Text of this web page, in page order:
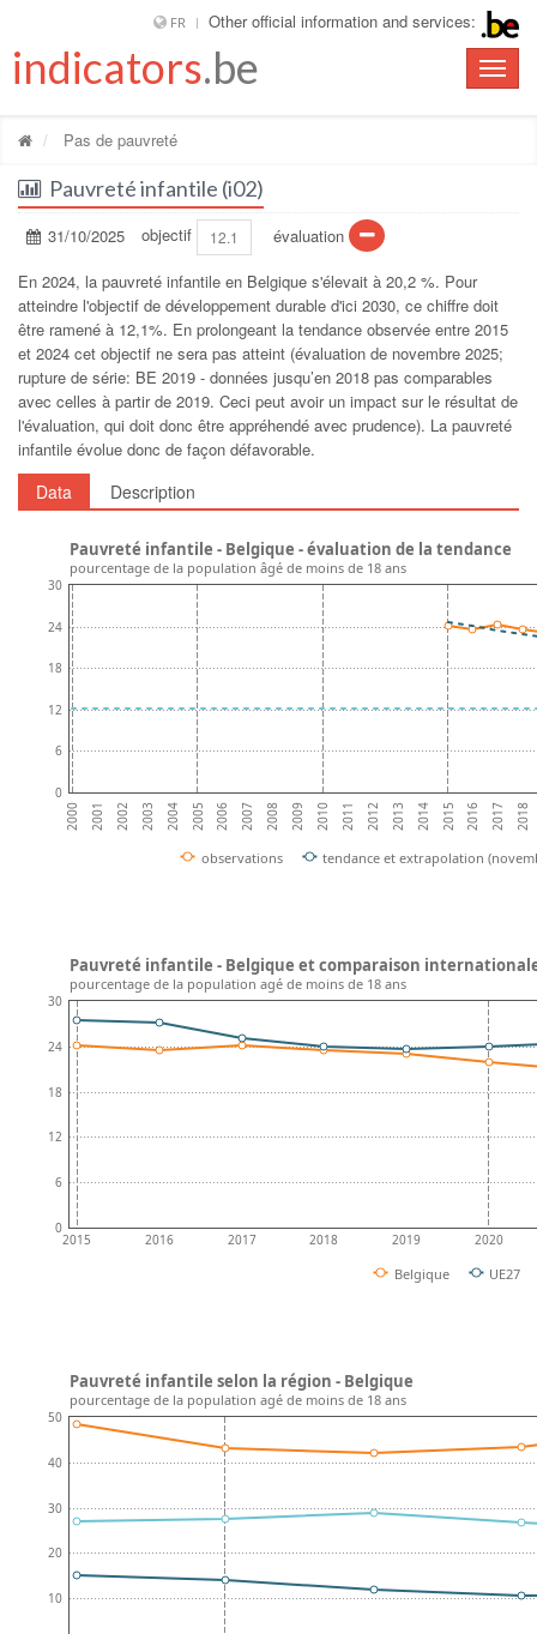
FR Other official information and services:
Toggle
indicators.be
Pas de pauvreté
Pauvreté infantile (i02)
31/10/2025 objectif 12.1
évaluation
En 2024, la pauvreté infantile en Belgique s'élevait à 20,2 %. Pour
atteindre l'objectif de développement durable d'ici 2030, ce chiffre doit
être ramené à 12,1%. En prolongeant la tendance observée entre 2015
et 2024 cet objectif ne sera pas atteint (évaluation de novembre 2025;
rupture de série: BE 2019 - données jusqu’en 2018 pas comparables
avec celles à partir de 2019. Ceci peut avoir un impact sur le résultat de
l'évaluation, qui doit donc être appréhendé avec prudence). La pauvreté
infantile évolue donc de façon défavorable.
Data Description
2000 2001 2002 2003 2004 2005 2006 2007 2008 2009 2010 2011 2012 2013 2014 2015 2016 2017 2018
0
6
12
18
24
30
observations tendance et extrapolation
Pauvreté infantile - Belgique - évaluation de la tendance
pourcentage de la population âgé de moins de 18 ans
2015 2016 2017 2018 2019 2020
0
6
12
18
24
30
Belgique UE27
Pauvreté infantile - Belgique et comparaison
pourcentage de la population agé de moins de 18 ans
10
20
30
40
50
Pauvreté infantile selon la région - Belgique
pourcentage de la population agé de moins de 18 ans